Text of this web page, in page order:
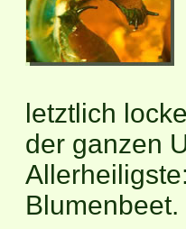
letztlich
der ganzen
Blumenbeet.